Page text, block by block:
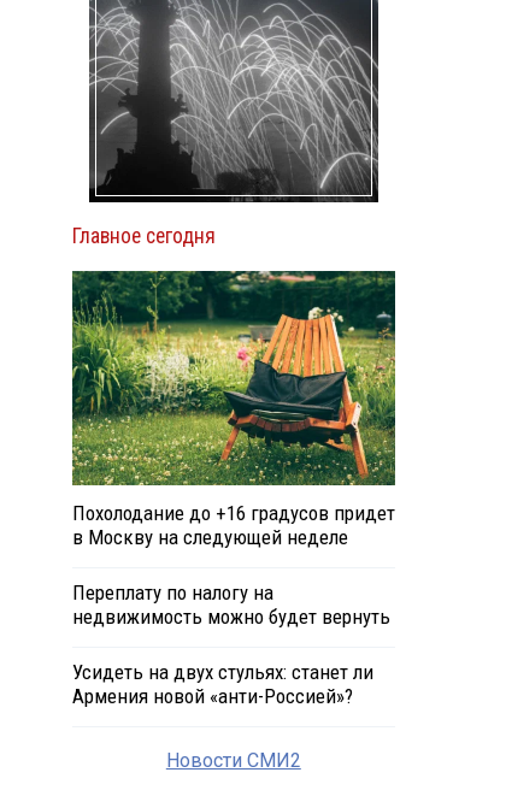
Главное сегодня
Похолодание до +16 градусов придет
в Москву на следующей неделе
Переплату по налогу на
недвижимость можно будет вернуть
Усидеть на двух стульях: станет ли
Армения новой «анти-Россией»?
Новости СМИ2